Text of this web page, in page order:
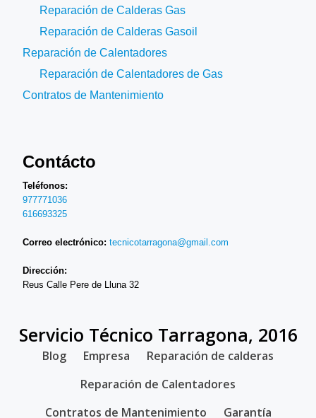
Reparación de Calderas Gas
Reparación de Calderas Gasoil
Reparación de Calentadores
Reparación de Calentadores de Gas
Contratos de Mantenimiento
Contácto
Teléfonos:
977771036
616693325
Correo electrónico: tecnicotarragona@gmail.com
Dirección:
Reus Calle Pere de Lluna 32
Servicio Técnico Tarragona, 2016
SECONDARY
Blog Empresa
Reparación de calderas
Reparación de Calentadores
Contratos de Mantenimiento
Garantía